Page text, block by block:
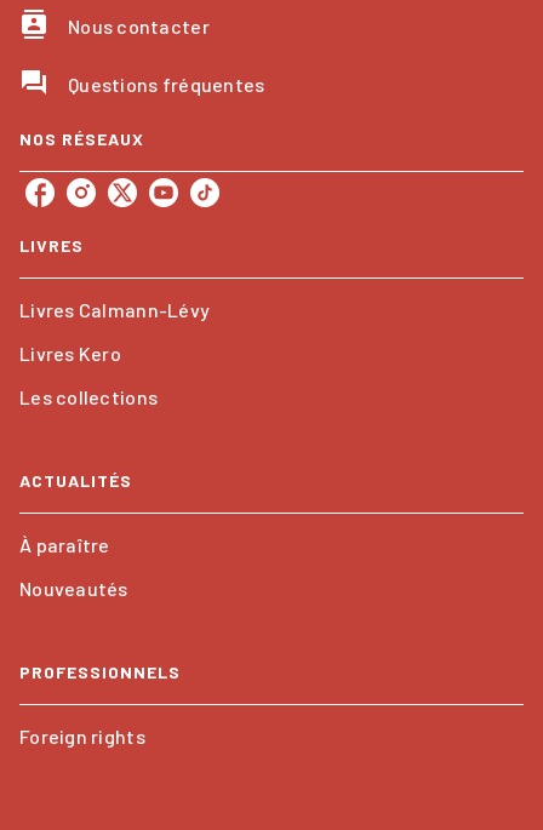
contacts Nous contacter
question_answer Questions fréquentes
NOS RÉSEAUX
LIVRES
Livres Calmann-Lévy
Livres Kero
Les collections
ACTUALITÉS
À paraître
Nouveautés
PROFESSIONNELS
Foreign rights